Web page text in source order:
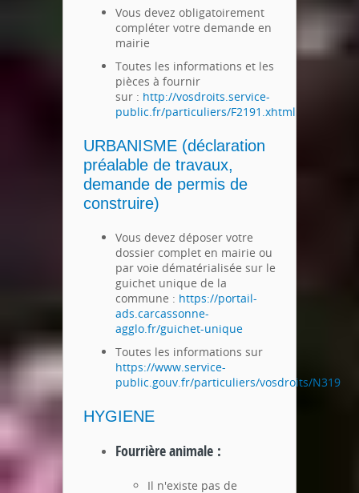
Vous devez obligatoirement
compléter votre demande en
mairie
Toutes les informations et les
pièces à fournir
sur : http://vosdroits.service-
public.fr/particuliers/F2191.xhtml
URBANISME (déclaration
préalable de travaux,
demande de permis de
construire)
Vous devez déposer votre
dossier complet en mairie ou
par voie dématérialisée sur le
guichet unique de la
commune : https://portail-
ads.carcassonne-
agglo.fr/guichet-unique
Toutes les informations sur
https://www.service-
public.gouv.fr/particuliers/vosdroits/N319
HYGIENE
Fourrière animale :
Il n'existe pas de